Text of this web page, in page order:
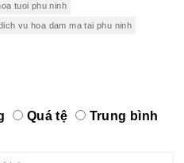
tuoi phu ninh
vu hoa dam ma tai phu ninh
Quá tệ
Trung bình